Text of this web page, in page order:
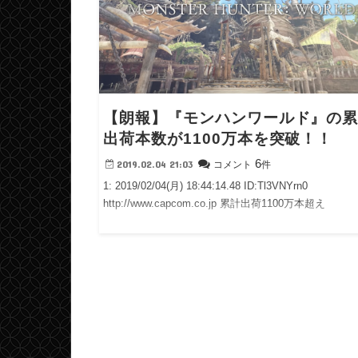
【朗報】『モンハンワールド』の
出荷本数が1100万本を突破！！
2019.02.04 21:03 コメント 6件
1: 2019/02/04(月) 18:44:14.48 ID:Tl3VNYrn0
http://www.capcom.co.jp 累計出荷1100万本超え